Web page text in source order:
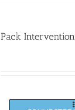
Pack Intervention